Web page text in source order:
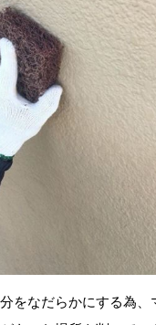
をなだらかにする為、